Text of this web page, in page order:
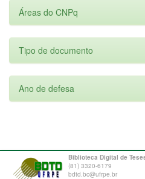
Áreas do CNPq
Tipo de documento
Ano de defesa
Biblioteca Digital de
(81) 3320-6179
bdtd.bc@ufrpe.br